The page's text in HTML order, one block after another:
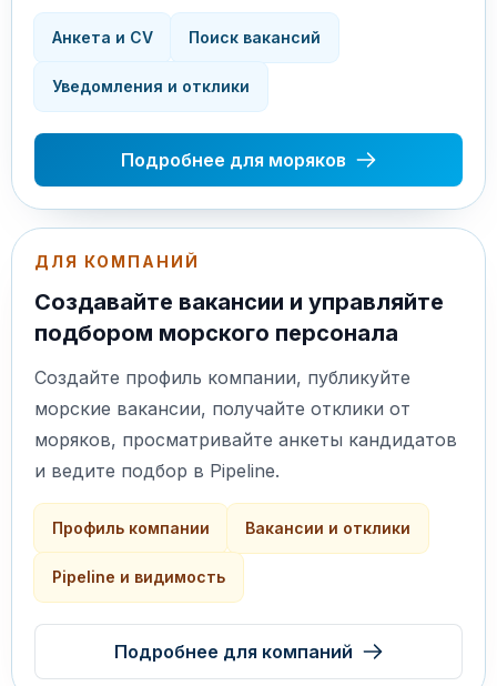
Анкета и CV Поиск вакансий
Уведомления и отклики
Подробнее для моряков
ДЛЯ КОМПАНИЙ
Создавайте вакансии и управляйте
подбором морского персонала
Создайте профиль компании, публикуйте
морские вакансии, получайте отклики от
моряков, просматривайте анкеты кандидатов
и ведите подбор в Pipeline.
Профиль компании Вакансии и отклики
Pipeline и видимость
Подробнее для компаний